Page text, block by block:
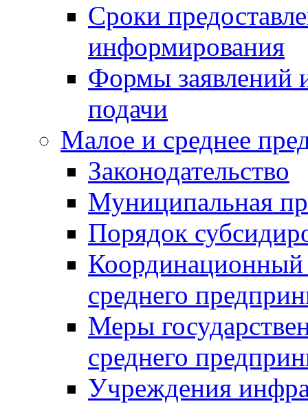
Сроки
информирования
Формы заявлений
подачи
Малое и среднее
Законодательство
Муниципальная
Порядок
Координационный
среднего
Меры
среднего
Учреждения